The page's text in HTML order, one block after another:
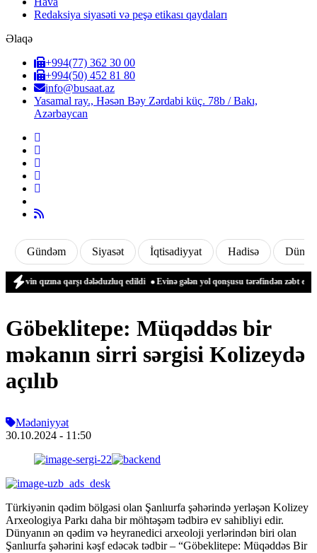
Redaksiya siyasəti və peşə etikası qaydaları
Əlaqə
+994(77) 362 30 00
+994(50) 452 81 80
info@busaat.az
Yasamal ray., Həsən Bəy Zərdabi küç. 78b / Bakı,
Azərbaycan
Gündəm Siyasət İqtisadiyyat Hadisə Dünya
qarşı dələduzluq edildi Evinə gələn yol qonşusu tərəfindən zəbt edilən qadın
Göbeklitepe: Müqəddəs bir
məkanın sirri sərgisi Kolizeydə
açılıb
Mədəniyyət
30.10.2024 - 11:50
Türkiyənin qədim bölgəsi olan Şanlıurfa şəhərində yerləşən Kolizey
Arxeologiya Parkı daha bir möhtəşəm tədbirə ev sahibliyi edir.
Dünyanın ən qədim və heyranedici arxeoloji yerlərindən biri olan
Şanlıurfa şəhərini kəşf edəcək tədbir – “Göbeklitepe: Müqəddəs Bir